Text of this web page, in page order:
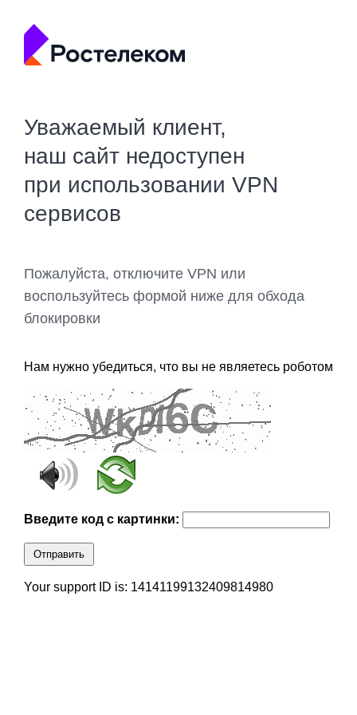
Уважаемый клиент,
наш сайт недоступен
при использовании VPN
сервисов
Пожалуйста, отключите VPN или
воспользуйтесь формой ниже для обхода
блокировки
Нам нужно убедиться, что вы не являетесь роботом
Введите код с картинки:
Отправить
Your support ID is: 14141199132409814980